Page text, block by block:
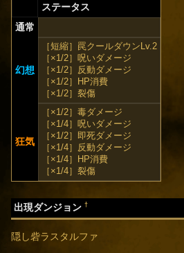
ステータス
通常
幻想
［短縮］罠クールダウンLv.2
［×1/2］呪いダメージ
［×1/2］反動ダメージ
［×1/2］HP消費
［×1/2］裂傷
狂気
［×1/2］毒ダメージ
［×1/4］呪いダメージ
［×1/2］即死ダメージ
［×1/4］反動ダメージ
［×1/4］HP消費
［×1/4］裂傷
出現ダンジョン†
隠し砦ラスタルファ